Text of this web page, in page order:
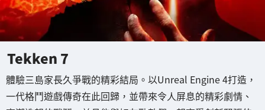
Tekken 7
體驗三島家長久爭戰的精彩結局。以Unreal Engine 4打造，
一代格鬥遊戲傳奇在此回歸，並帶來令人屏息的精彩劇情、